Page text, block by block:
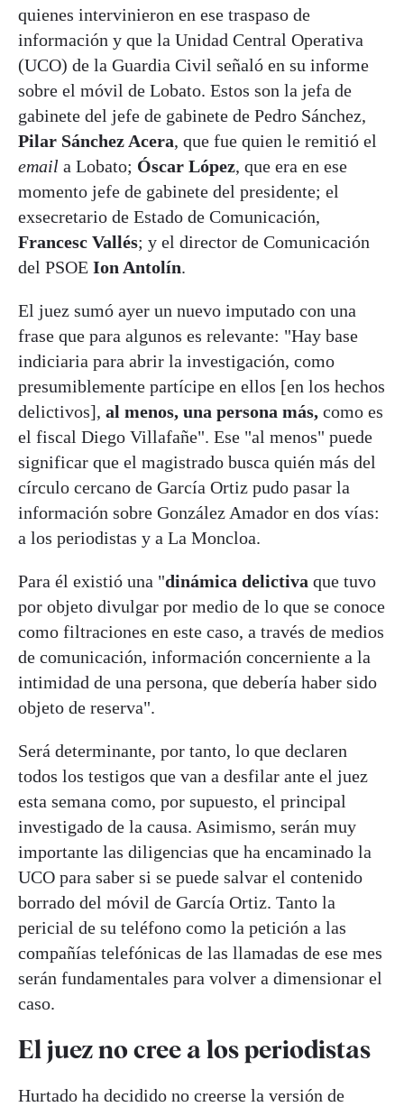
quienes intervinieron en ese traspaso de
información y que la Unidad Central Operativa
(UCO) de la Guardia Civil señaló en su informe
sobre el móvil de Lobato. Estos son la jefa de
gabinete del jefe de gabinete de Pedro Sánchez,
Pilar Sánchez Acera, que fue quien le remitió el
email a Lobato; Óscar López, que era en ese
momento jefe de gabinete del presidente; el
exsecretario de Estado de Comunicación,
Francesc Vallés; y el director de Comunicación
del PSOE Ion Antolín.
El juez sumó ayer un nuevo imputado con una
frase que para algunos es relevante: "Hay base
indiciaria para abrir la investigación, como
presumiblemente partícipe en ellos [en los hechos
delictivos], al menos, una persona más, como es
el fiscal Diego Villafañe". Ese "al menos" puede
significar que el magistrado busca quién más del
círculo cercano de García Ortiz pudo pasar la
información sobre González Amador en dos vías:
a los periodistas y a La Moncloa.
Para él existió una "dinámica delictiva que tuvo
por objeto divulgar por medio de lo que se conoce
como filtraciones en este caso, a través de medios
de comunicación, información concerniente a la
intimidad de una persona, que debería haber sido
objeto de reserva".
Será determinante, por tanto, lo que declaren
todos los testigos que van a desfilar ante el juez
esta semana como, por supuesto, el principal
investigado de la causa. Asimismo, serán muy
importante las diligencias que ha encaminado la
UCO para saber si se puede salvar el contenido
borrado del móvil de García Ortiz. Tanto la
pericial de su teléfono como la petición a las
compañías telefónicas de las llamadas de ese mes
serán fundamentales para volver a dimensionar el
caso.
El juez no cree a los periodistas
Hurtado ha decidido no creerse la versión de